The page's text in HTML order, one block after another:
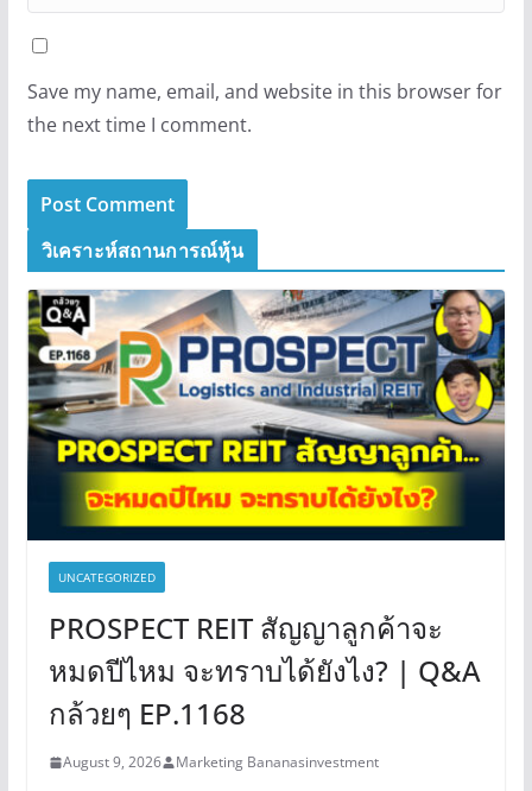
Save my name, email, and website in this browser for
the next time I comment.
วิเคราะห์สถานการณ์หุ้น
UNCATEGORIZED
PROSPECT REIT สัญญาลูกค้าจะ
หมดปีไหม จะทราบได้ยังไง? | Q&A
กล้วยๆ EP.1168
August 9, 2026 Marketing Bananasinvestment